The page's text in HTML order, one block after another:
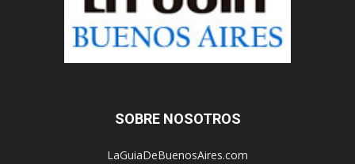
SOBRE NOSOTROS
LaGuiaDeBuenosAires.com